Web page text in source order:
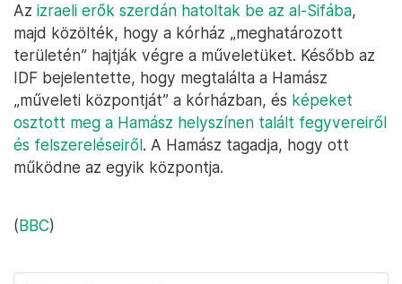
Az izraeli erők szerdán hatoltak be az al-Sifába,
majd közölték, hogy a kórház „meghatározott
területén” hajtják végre a műveletüket. Később az
IDF bejelentette, hogy megtalálta a Hamász
„műveleti központját” a kórházban, és képeket
osztott meg a Hamász helyszínen talált fegyvereiről
és felszereléseiről. A Hamász tagadja, hogy ott
működne az egyik központja.
(BBC)